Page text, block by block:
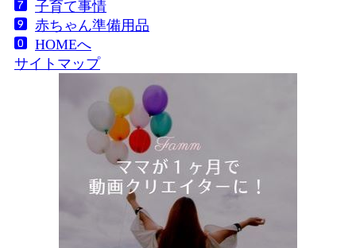
子育て事情
赤ちゃん準備用品
HOMEへ
サイトマップ